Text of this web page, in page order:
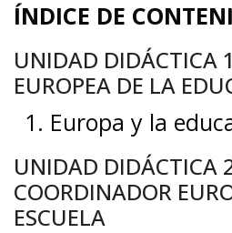
ÍNDICE DE
UNIDAD DIDÁCTICA
EUROPEA DE LA
Europa y la
UNIDAD DIDÁCTICA
COORDINADOR
ESCUELA